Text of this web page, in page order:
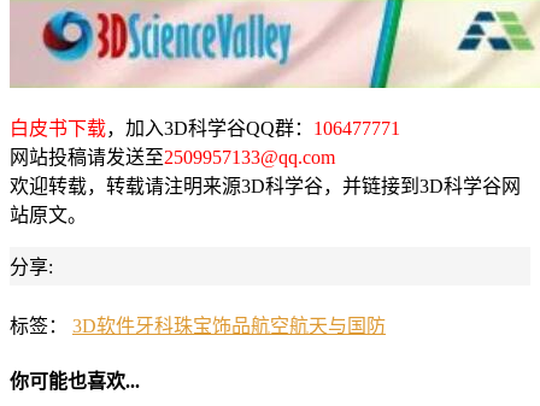
白皮书下载，加入3D科学谷QQ群： 106477771
网站投稿请发送至2509957133@qq.com
欢迎转载，转载请注明来源3D科学谷，并链接到3D科学谷网
站原文。
分享:
标签： 3D软件牙科珠宝饰品航空航天与国防
你可能也喜欢...